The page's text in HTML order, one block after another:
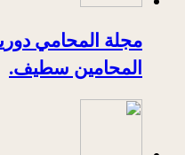
مجلة المحامي
المحامين سطيف.